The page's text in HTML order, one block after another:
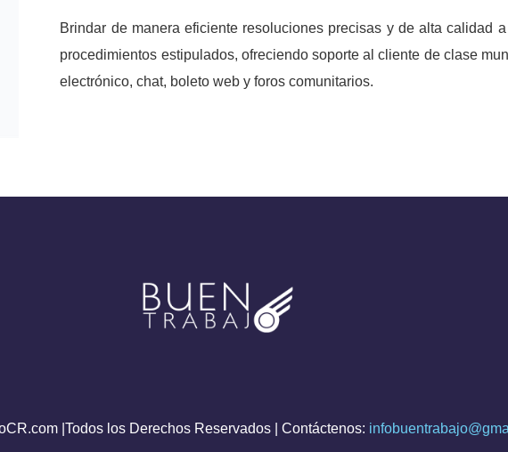
Brindar de manera eficiente resoluciones precisas y de alta calidad
procedimientos estipulados, ofreciendo soporte al cliente de clase
electrónico, chat, boleto web y foros comunitarios.
|Todos los Derechos Reservados | Contáctenos: